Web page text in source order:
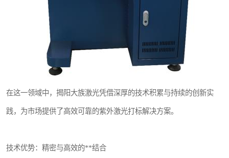
在这一领域中，揭阳大族激光凭借深厚的技术积累与持续的创新实
践，为市场提供了高效可靠的紫外激光打标解决方案。
技术优势：精密与高效的**结合